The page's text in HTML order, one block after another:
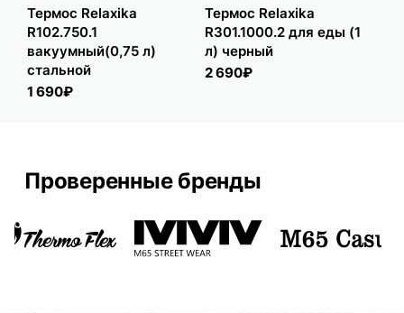
Термос Relaxika
R102.750.1
вакуумный(0,75 л)
стальной
1 690₽
Термос Relaxika
R301.1000.2 для еды (1
л) черный
2 690₽
Проверенные бренды